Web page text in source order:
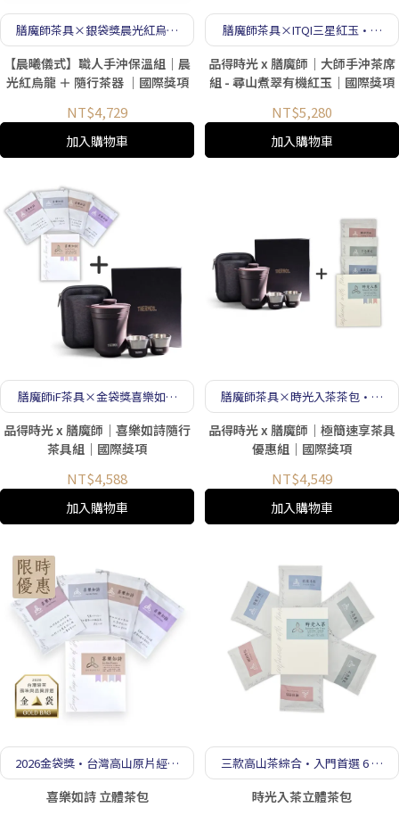
膳魔師茶具×銀袋獎晨光紅烏龍
·晨間手沖儀式組
【晨曦儀式】職人手沖保溫組｜晨
光紅烏龍 ＋ 隨行茶器 ｜國際獎項
NT$4,729
加入購物車
膳魔師茶具×ITQI三星紅玉·大
師手沖茶席組
品得時光 x 膳魔師｜大師手沖茶席
組 - 尋山煮翠有機紅玉｜國際獎項
NT$5,280
加入購物車
膳魔師iF茶具×金袋獎喜樂如詩
茶包·隨行心靈茶席
品得時光 x 膳魔師｜喜樂如詩隨行
茶具組｜國際獎項
NT$4,588
加入購物車
膳魔師茶具×時光入茶茶包·極
簡速享組
品得時光 x 膳魔師｜極簡速享茶具
優惠組｜國際獎項
NT$4,549
加入購物車
2026金袋獎·台灣高山原片經文
立體茶包 療癒送禮首選
喜樂如詩 立體茶包
三款高山茶綜合·入門首選 6 入
體驗
時光入茶立體茶包